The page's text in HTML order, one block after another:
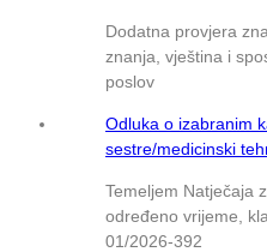
Dodatna provjera
znanja, vještina i
poslov
Odluka o izabranim
sestre/medicinski
Temeljem Natječaja
određeno vrijeme,
01/2026-392